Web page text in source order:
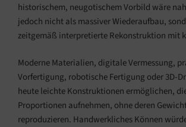
historischem, neugotischem Vorbild wäre
jedoch nicht als massiver Wiederaufbau,
zeitgemäß interpretierte Rekonstruktion mit
Moderne Materialien, digitale Vermessung,
Vorfertigung, robotische Fertigung oder 3D-
heute leichte Konstruktionen ermöglichen,
Proportionen aufnehmen, ohne deren
reproduzieren. Handwerkliches Können